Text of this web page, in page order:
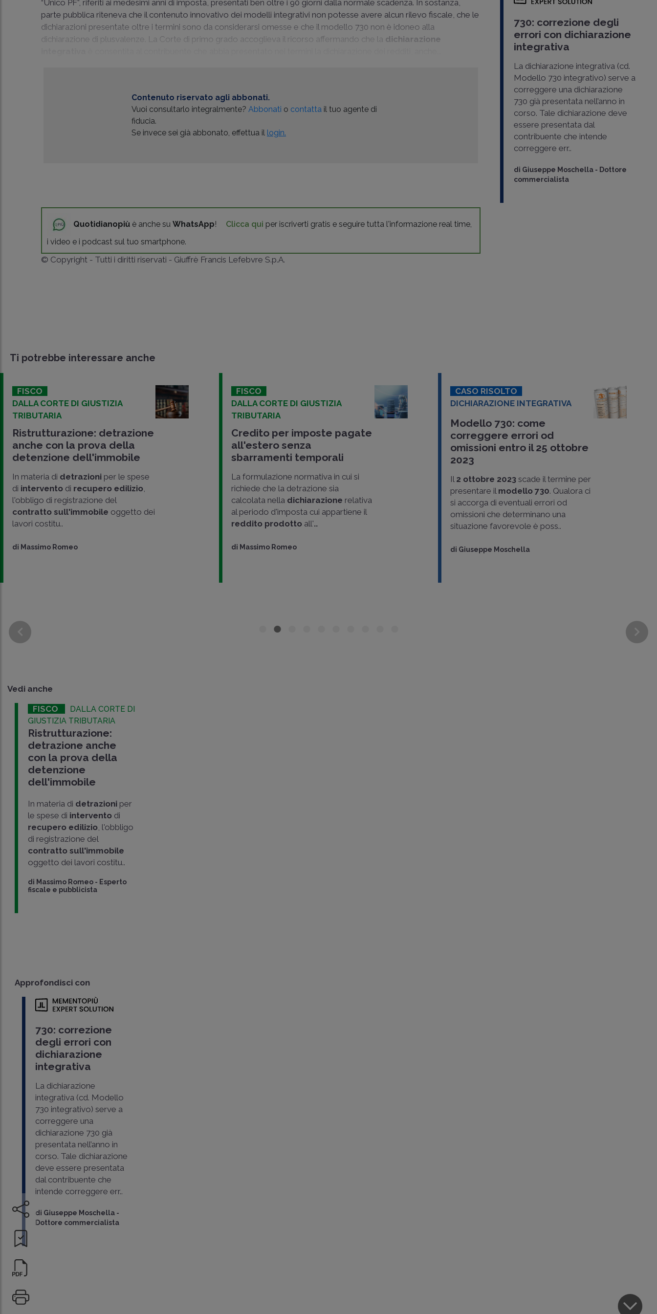
“Unico PF”, riferiti ai medesimi anni di imposta, presentati ben oltre i 90 giorni dalla normale scadenza. In sostanza,
parte pubblica riteneva che il contenuto innovativo dei modelli integrativi non potesse avere alcun rilevo fiscale, che le
dichiarazioni presentate oltre i termini sono da considerarsi omesse e che il modello 730 non è idoneo alla
dichiarazione di plusvalenze. La Corte di primo grado accoglieva il ricorso affermando che la dichiarazione
Contenuto riservato agli abbonati.
Vuoi consultarlo integralmente?Abbonati o contatta il tuo agente di
fiducia.
Se invece sei già abbonato, effettua il login.
Quotidianopiù è anche suWhatsApp! Clicca qui per iscriverti gratis e seguire tutta l'informazione real time,
i video e i podcast sul tuo smartphone.
© Copyright - Tutti i diritti riservati - Giuffrè Francis Lefebvre S.p.A.
730: correzione degli
errori con dichiarazione
integrativa
La dichiarazione integrativa (cd.
Modello 730 integrativo) serve a
correggere una dichiarazione
730 già presentata nell’anno in
corso. Tale dichiarazione deve
essere presentata dal
contribuente che intende
correggere err..
di Giuseppe Moschella - Dottore
commercialista
Ti potrebbe interessare anche
FISCO
DALLA CORTE DI GIUSTIZIA
TRIBUTARIA
Ristrutturazione: detrazione
anche con la prova della
detenzione dell'immobile
In materia di detrazioni per le spese
di intervento di recupero edilizio,
l'obbligo di registrazione del
contratto sull'immobile oggetto dei
lavori costitu..
di Massimo Romeo
FISCO
DALLA CORTE DI GIUSTIZIA
TRIBUTARIA
Credito per imposte pagate
all'estero senza
sbarramenti temporali
La formulazione normativa in cui si
richiede che la detrazione sia
calcolata nella dichiarazione relativa
al periodo d'imposta cui appartiene il
reddito prodotto all'..
di Massimo Romeo
CASO RISOLTO
DICHIARAZIONE INTEGRATIVA
Modello 730: come
correggere errori od
omissioni entro il 25 ottobre
2023
Il 2 ottobre 2023 scade il termine per
presentare il modello 730. Qualora ci
si accorga di eventuali errori od
omissioni che determinano una
situazione favorevole è poss..
di Giuseppe Moschella
Vedi anche
FISCO
DALLA CORTE DI
GIUSTIZIA TRIBUTARIA
Ristrutturazione:
detrazione anche
con la prova della
detenzione
dell'immobile
In materia di detrazioni per
le spese di intervento di
recupero edilizio, l'obbligo
di registrazione del
contratto sull'immobile
oggetto dei lavori costitu..
di Massimo Romeo - Esperto
fiscale e pubblicista
Approfondisci con
730: correzione
degli errori con
dichiarazione
integrativa
La dichiarazione
integrativa (cd. Modello
730 integrativo) serve a
correggere una
dichiarazione 730 già
presentata nell’anno in
corso. Tale dichiarazione
deve essere presentata
dal contribuente che
intende correggere err..
di Giuseppe Moschella -
Dottore commercialista